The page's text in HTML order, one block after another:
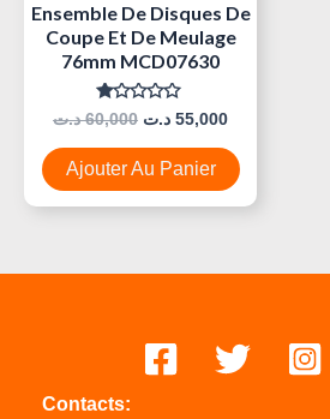
Ensemble De Disques De
Coupe Et De Meulage
76mm MCD07630
Note
0
Sur
5
60,000 د.ت 55,000 د.ت
Ajouter Au Panier
Contacts: